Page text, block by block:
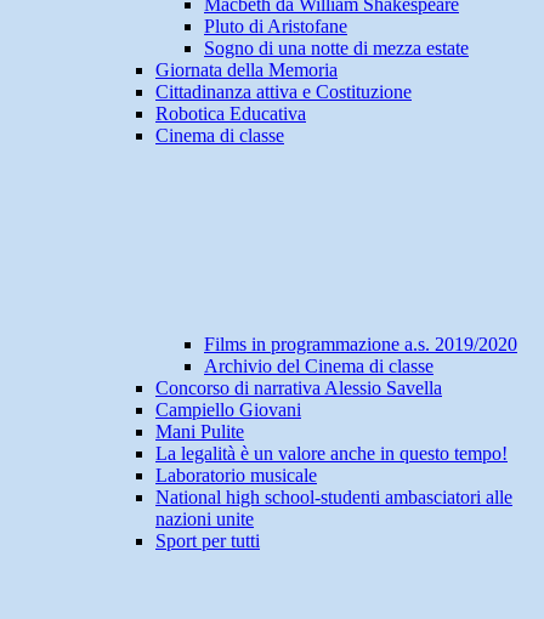
Macbeth da William Shakespeare
Pluto di Aristofane
Sogno di una notte di mezza estate
Giornata della Memoria
Cittadinanza attiva e Costituzione
Robotica Educativa
Cinema di classe
Films in programmazione a.s. 2019/2020
Archivio del Cinema di classe
Concorso di narrativa Alessio Savella
Campiello Giovani
Mani Pulite
La legalità è un valore anche in questo tempo!
Laboratorio musicale
National high school-studenti ambasciatori alle
nazioni unite
Sport per tutti